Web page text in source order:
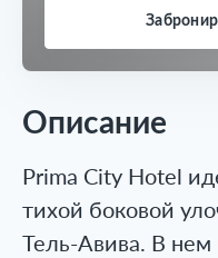
Описание
Prima City Hotel
тихой боковой
Тель-Авива. В